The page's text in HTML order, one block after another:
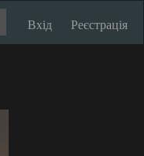
Вхід Реєстрація